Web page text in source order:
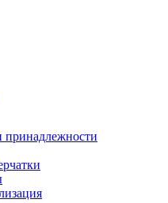
принадлежности